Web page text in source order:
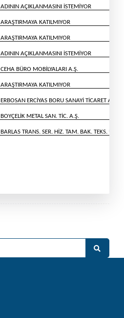
ADININ AÇIKLANMASINI İSTEMİYOR
ARAŞTIRMAYA KATILMIYOR
ARAŞTIRMAYA KATILMIYOR
ADININ AÇIKLANMASINI İSTEMİYOR
CEHA BÜRO MOBİLYALARI A.Ş.
ARAŞTIRMAYA KATILMIYOR
ERBOSAN ERCİYAS BORU SANAYİ TİCARET A.Ş.
BOYÇELİK METAL SAN. TİC. A.Ş.
BARLAS TRANS. SER. HİZ. TAM. BAK. TEKS.